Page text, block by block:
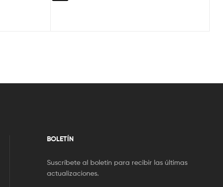
BOLETÍN
Suscríbete al boletín para recibir las últimas
actualizaciones.